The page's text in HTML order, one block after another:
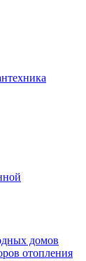
домов
отопления